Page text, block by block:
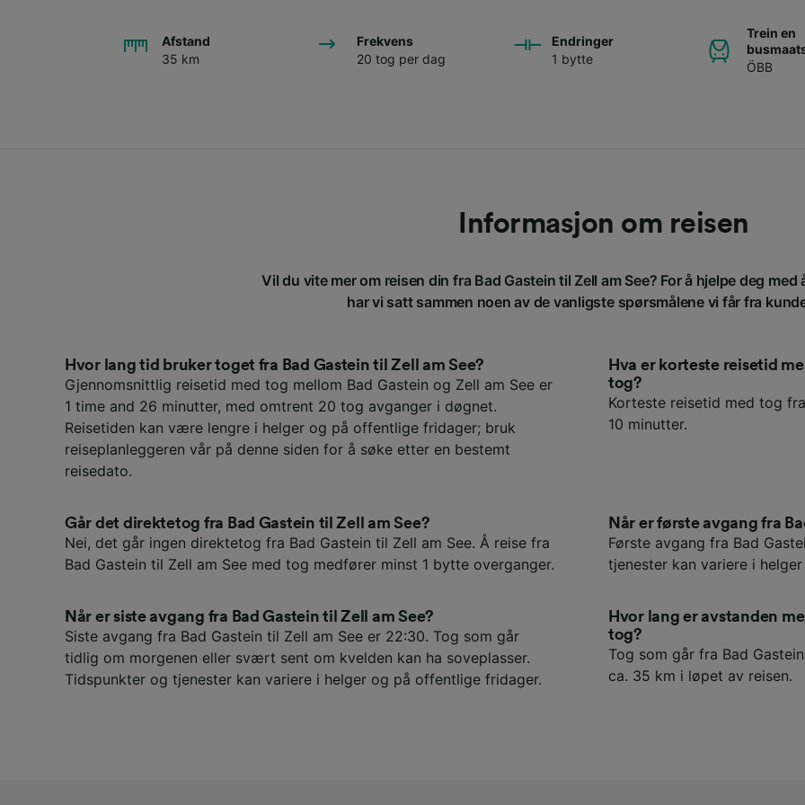
Afstand
35 km
Frekvens
20 tog per dag
Endringer
1 bytte
Trein en
ÖBB
Informasjon om reisen
Vil du vite mer om reisen din fra Bad Gastein til Zell am See? For å hjelpe deg
har vi satt sammen noen av de vanligste spørsmålene vi får fra
Hvor lang tid bruker toget fra Bad Gastein til Zell am See?
Gjennomsnittlig reisetid med tog mellom Bad Gastein og Zell am See er
1 time and 26 minutter, med omtrent 20 tog avganger i døgnet.
Reisetiden kan være lengre i helger og på offentlige fridager; bruk
reiseplanleggeren vår på denne siden for å søke etter en bestemt
reisedato.
Hva er korteste reisetid
tog?
Korteste reisetid med tog
10 minutter.
Går det direktetog fra Bad Gastein til Zell am See?
Nei, det går ingen direktetog fra Bad Gastein til Zell am See. Å reise fra
Bad Gastein til Zell am See med tog medfører minst 1 bytte overganger.
Når er første avgang fra
Første avgang fra Bad
tjenester kan variere i
Når er siste avgang fra Bad Gastein til Zell am See?
Siste avgang fra Bad Gastein til Zell am See er 22:30. Tog som går
tidlig om morgenen eller svært sent om kvelden kan ha soveplasser.
Tidspunkter og tjenester kan variere i helger og på offentlige fridager.
Hvor lang er avstanden
tog?
Tog som går fra Bad
ca. 35 km i løpet av reisen.